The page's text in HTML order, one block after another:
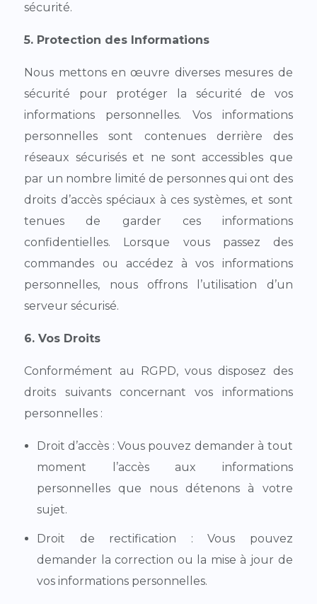
sécurité.
5. Protection des Informations
Nous mettons en œuvre diverses mesures de
sécurité pour protéger la sécurité de vos
informations personnelles. Vos informations
personnelles sont contenues derrière des
réseaux sécurisés et ne sont accessibles que
par un nombre limité de personnes qui ont des
droits d’accès spéciaux à ces systèmes, et sont
tenues de garder ces informations
confidentielles. Lorsque vous passez des
commandes ou accédez à vos informations
personnelles, nous offrons l’utilisation d’un
serveur sécurisé.
6. Vos Droits
Conformément au RGPD, vous disposez des
droits suivants concernant vos informations
personnelles :
Droit d’accès : Vous pouvez demander à tout
moment l’accès aux informations
personnelles que nous détenons à votre
sujet.
Droit de rectification : Vous pouvez
demander la correction ou la mise à jour de
vos informations personnelles.